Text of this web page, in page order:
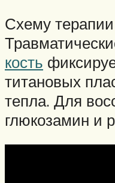
Схему
кость
титановых
тепла. Для
глюкозамин и